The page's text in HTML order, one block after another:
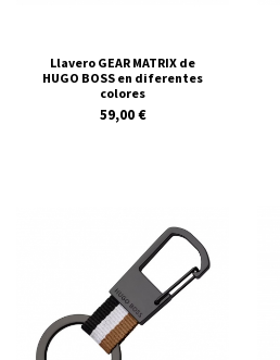
Llavero GEAR MATRIX de
HUGO BOSS en diferentes
colores
59,00 €